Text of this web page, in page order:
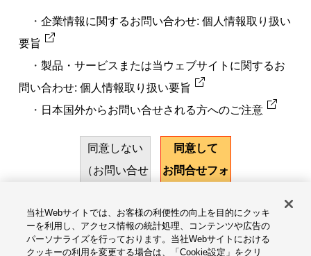
・ 企業情報に関するお問い合わせ: 個人情報取り扱い
要旨
・ 製品・サービスまたは当ウェブサイトに関するお
問い合わせ: 個人情報取り扱い要旨
・ 日本国外からお問い合せされる方へのご注意
同意しない
（お問い合せ
同意して
お問合せフォ
サイトのご利用にあたって
当社Webサイトでは、お客様の利便性の向上を目的にクッキ
ーを利用し、アクセス情報の統計処理、コンテンツや広告の
パーソナライズを行っております。当社Webサイトにおける
クッキーの利用を変更する場合は、「Cookie設定」をクリ